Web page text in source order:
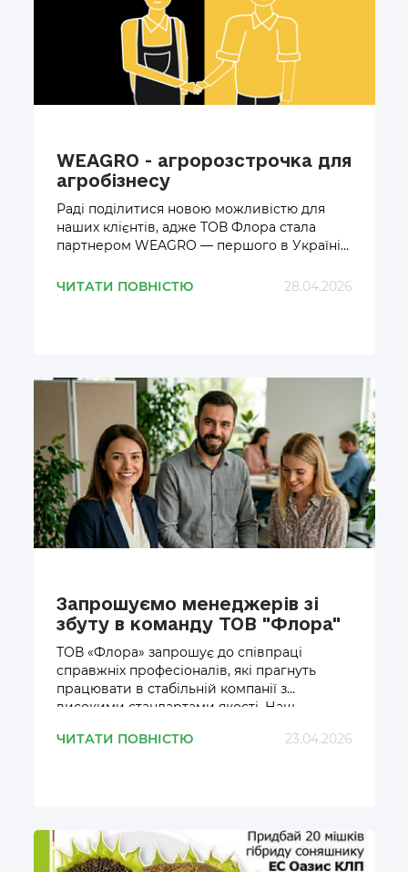
WEAGRO - агророзстрочка для
агробізнесу
Раді поділитися новою можливістю для
наших клієнтів, адже ТОВ Флора стала
партнером WEAGRO — першого в Україні
постачальникам укладати угоди купівлі-
ЧИТАТИ ПОВНІСТЮ 28.04.2026
Запрошуємо менеджерів зі
збуту в команду ТОВ "Флора"
ТОВ «Флора» запрошує до співпраці
справжніх професіоналів, які прагнуть
працювати в стабільній компанії з
високими стандартами якості. Наш
фахівців, що формує майбутнє агробізнесу
великих цілей у кожному куточку України.
ЧИТАТИ ПОВНІСТЮ 23.04.2026